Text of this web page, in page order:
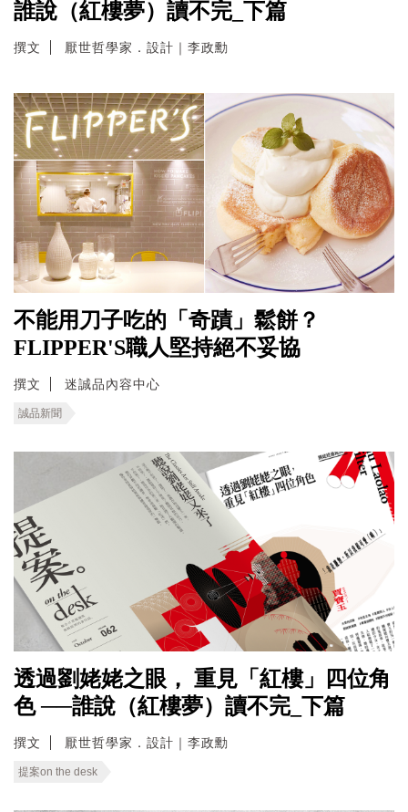
誰說（紅樓夢）讀不完_下篇
撰文 厭世哲學家．設計｜李政勳
不能用刀子吃的「奇蹟」鬆餅？
FLIPPER'S職人堅持絕不妥協
撰文 迷誠品內容中心
誠品新聞
透過劉姥姥之眼， 重見「紅樓」四位角
色 ──誰說（紅樓夢）讀不完_下篇
撰文 厭世哲學家．設計｜李政勳
提案on the desk